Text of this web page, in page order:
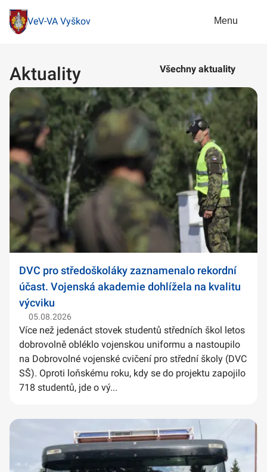
VeV-VA Vyškov Menu
Aktuality Všechny aktuality
DVC pro středoškoláky zaznamenalo rekordní
účast. Vojenská akademie dohlížela na kvalitu
výcviku
05.08.2026
Více než jedenáct stovek studentů středních škol letos
dobrovolně obléklo vojenskou uniformu a nastoupilo
na Dobrovolné vojenské cvičení pro střední školy (DVC
SŠ). Oproti loňskému roku, kdy se do projektu zapojilo
718 studentů, jde o vý...